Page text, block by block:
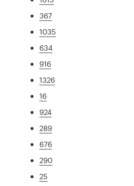
367
1035
634
916
1326
16
924
289
676
290
25